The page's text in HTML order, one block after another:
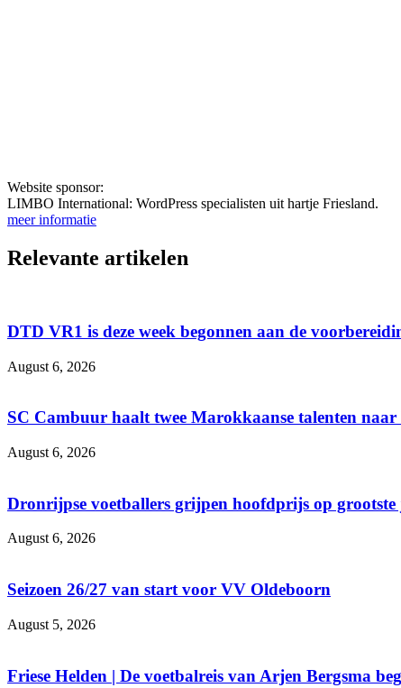
Website sponsor:
LIMBO International: WordPress specialisten uit hartje Friesland.
meer informatie
Relevante artikelen
DTD VR1 is deze week begonnen aan de
August 6, 2026
SC Cambuur haalt twee Marokkaanse talenten naar
August 6, 2026
Dronrijpse voetballers grijpen hoofdprijs op grootste
August 6, 2026
Seizoen 26/27 van start voor VV Oldeboorn
August 5, 2026
Friese Helden | De voetbalreis van Arjen Bergsma